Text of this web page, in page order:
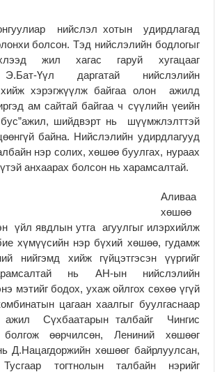
нийслэл хотын удирдлагад
болсон. Тэд нийслэлийн бодлогыг
жил хагас гаруй хугацааг
Э.Бат-Үүл даргатай нийслэлийн
хэрэгжүүлж байгаа олон ажилд
ам сайтай байгаа ч сүүлийн үеийн
бус”ажил, шийдвэрт нь шүүмжлэлттэй
байна. Нийслэлийн удирдлагууд
нэр солих, хөшөө буулгах, нураах
анхаарах болсон нь харамсалтай.
Аливаа
хөшөө
үйл явдлын утга агуулгыг илэрхийлж
хүмүүсийн нэр бүхий хөшөө, гудамж
нийгэмд хийж гүйцэтгэсэн үүргийг
нь АН-ын нийслэлийн
мэтийг бодох, ухаж ойлгох сөхөө үгүй
цагаан хаалгыг буулгаснаар
ажил Сүхбаатарын талбайг Чингис
өөрчилсөн, Лениний хөшөөг
Д.Нацагдоржийн хөшөөг байрлуулсан,
тогтнолын талбайн нэрийг